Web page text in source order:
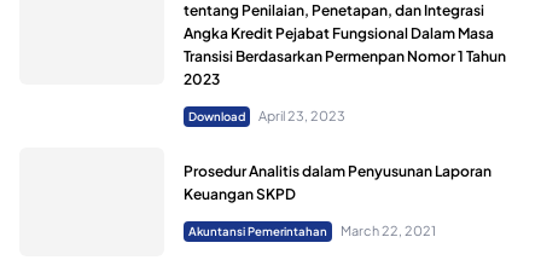
tentang Penilaian, Penetapan, dan Integrasi
Angka Kredit Pejabat Fungsional Dalam Masa
Transisi Berdasarkan Permenpan Nomor 1 Tahun
2023
Download April 23, 2023
Prosedur Analitis dalam Penyusunan Laporan
Keuangan SKPD
Akuntansi Pemerintahan March 22, 2021